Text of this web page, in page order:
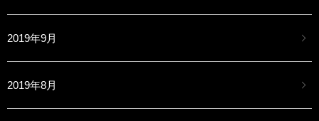
2019年9月
2019年8月